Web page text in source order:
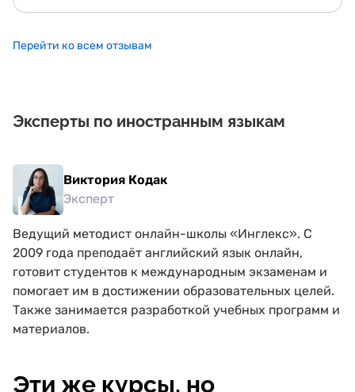
преподавателем. Огромное спасибо платформе Puzzle
English за предоставленную возможность.
Перейти ко всем отзывам
Эксперты по иностранным языкам
Виктория Кодак
Эксперт
Ведущий методист онлайн-школы «Инглекс». С
2009 года преподаёт английский язык онлайн,
готовит студентов к международным экзаменам и
помогает им в достижении образовательных целей.
Также занимается разработкой учебных программ и
материалов.
Эти же курсы, но